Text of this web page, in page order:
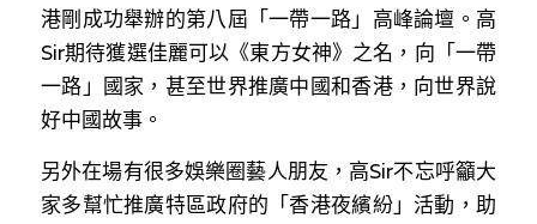
龔靜儀大律師專欄
陳貴春大律師專欄
羅浚軒專欄
港剛成功舉辦的第八屆「一帶一路」高峰論壇。高
Sir期待獲選佳麗可以《東方女神》之名，向「一帶
一路」國家，甚至世界推廣中國和香港，向世界說
好中國故事。
另外在場有很多娛樂圈藝人朋友，高Sir不忘呼籲大
家多幫忙推廣特區政府的「香港夜繽紛」活動，助